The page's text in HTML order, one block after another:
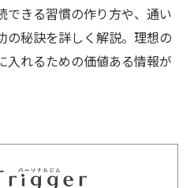
できる習慣の作り方や、通い
の秘訣を詳しく解説。理想の
入れるための価値ある情報が